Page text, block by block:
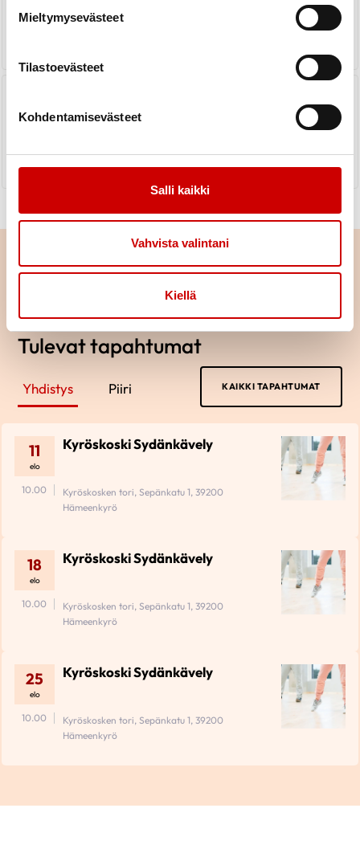
Mieltymysevästeet
Tilastoevästeet
Kohdentamisevästeet
Salli kaikki
Vahvista valintani
Kiellä
LUE UUTINEN
Tulevat tapahtumat
Yhdistys Piiri KAIKKI TAPAHTUMAT
11
elo
Kyröskoski Sydänkävely
10.00
Kyröskosken tori, Sepänkatu 1, 39200
Hämeenkyrö
18
elo
Kyröskoski Sydänkävely
10.00
Kyröskosken tori, Sepänkatu 1, 39200
Hämeenkyrö
25
elo
Kyröskoski Sydänkävely
10.00
Kyröskosken tori, Sepänkatu 1, 39200
Hämeenkyrö